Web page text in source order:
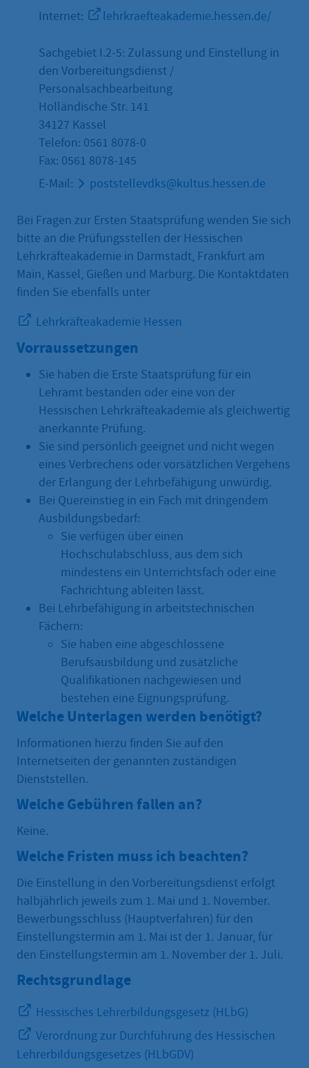
Internet:
lehrkraefteakademie.hessen.de/
Sachgebiet I.2-5: Zulassung und Einstellung in
den Vorbereitungsdienst /
Personalsachbearbeitung
Holländische Str. 141
34127 Kassel
Telefon: 0561 8078-0
Fax: 0561 8078-145
E-Mail:
poststellevdks@kultus.hessen.de
Bei Fragen zur Ersten Staatsprüfung wenden Sie sich
bitte an die Prüfungsstellen der Hessischen
Lehrkräfteakademie in Darmstadt, Frankfurt am
Main, Kassel, Gießen und Marburg. Die Kontaktdaten
finden Sie ebenfalls unter
Lehrkräfteakademie Hessen
Vorraussetzungen
Sie haben die Erste Staatsprüfung für ein
Lehramt bestanden oder eine von der
Hessischen Lehrkräfteakademie als gleichwertig
anerkannte Prüfung.
Sie sind persönlich geeignet und nicht wegen
eines Verbrechens oder vorsätzlichen Vergehens
der Erlangung der Lehrbefähigung unwürdig.
Bei Quereinstieg in ein Fach mit dringendem
Ausbildungsbedarf:
Sie verfügen über einen
Hochschulabschluss, aus dem sich
mindestens ein Unterrichtsfach oder eine
Fachrichtung ableiten lässt.
Bei Lehrbefähigung in arbeitstechnischen
Fächern:
Sie haben eine abgeschlossene
Berufsausbildung und zusätzliche
Qualifikationen nachgewiesen und
bestehen eine Eignungsprüfung.
Welche Unterlagen werden benötigt?
Informationen hierzu finden Sie auf den
Internetseiten der genannten zuständigen
Dienststellen.
Welche Gebühren fallen an?
Keine.
Welche Fristen muss ich beachten?
Die Einstellung in den Vorbereitungsdienst erfolgt
halbjährlich jeweils zum 1. Mai und 1. November.
Bewerbungsschluss (Hauptverfahren) für den
Einstellungstermin am 1. Mai ist der 1. Januar, für
den Einstellungstermin am 1. November der 1. Juli.
Rechtsgrundlage
Hessisches Lehrerbildungsgesetz (HLbG)
Verordnung zur Durchführung des Hessischen
Lehrerbildungsgesetzes (HLbGDV)